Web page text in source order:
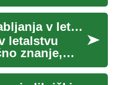
za delo
tehniko,
Osnove usposabljanja v letalstvu
letalstvu
znanje,
in
ki so